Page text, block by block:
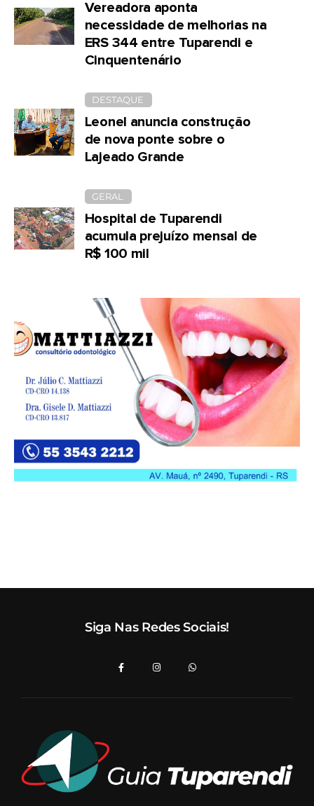
Vereadora aponta
necessidade de melhorias na
ERS 344 entre Tuparendi e
Cinquentenário
DESTAQUE
Leonel anuncia construção
de nova ponte sobre o
Lajeado Grande
GERAL
Hospital de Tuparendi
acumula prejuízo mensal de
R$ 100 mil
Siga Nas Redes Sociais!